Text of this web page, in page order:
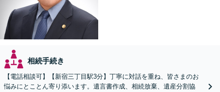
相続手続き
【電話相談可】【新宿三丁目駅3分】丁寧に対話を重ね、皆さまのお
悩みにとことん寄り添います。遺言書作成、相続放棄、遺産分割協